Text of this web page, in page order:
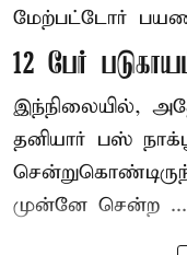
மேற்பட்டோர்
12 பேர்
இந்நிலையில்,
தனியார் பஸ்
முன்னே சென்ற ...